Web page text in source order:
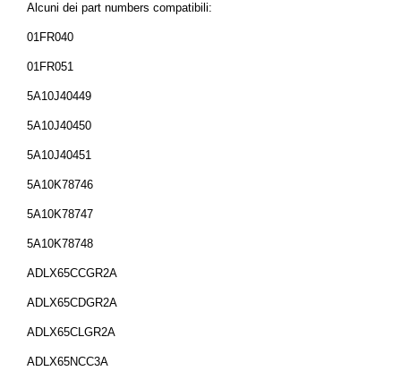
Alcuni dei part numbers compatibili:
01FR040
01FR051
5A10J40449
5A10J40450
5A10J40451
5A10K78746
5A10K78747
5A10K78748
ADLX65CCGR2A
ADLX65CDGR2A
ADLX65CLGR2A
ADLX65NCC3A